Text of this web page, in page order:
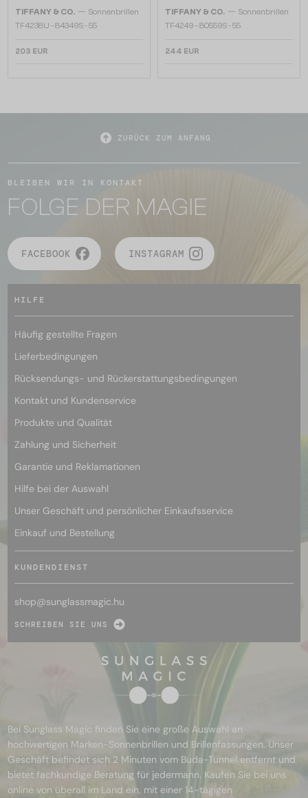
TIFFANY & CO. — Sonnenbrillen
TF4238U - 84349S - 55
203 EUR
TIFFANY & CO. — Sonnenbrillen
TF4249 - 80559S - 55
244 EUR
ZURÜCK ZUM ANFANG
BLEIBEN WIR IN KONTAKT
FOLGE DER MAGIE
FACEBOOK INSTAGRAM
HILFE
Häufig gestellte Fragen
Lieferbedingungen
Rücksendungs- und Rückerstattungsbedingungen
Kontakt und Kundenservice
Produkte und Qualität
Zahlung und Sicherheit
Garantie und Reklamationen
Hilfe bei der Auswahl
Unser Geschäft und persönlicher Einkaufsservice
Einkauf und Bestellung
KUNDENDIENST
shop@sunglassmagic.hu
SCHREIBEN SIE UNS
Bei Sunglass Magic finden Sie eine große Auswahl an
hochwertigen Marken-Sonnenbrillen und Brillenfassungen. Unser
Geschäft befindet sich 2 Minuten vom Buda-Tunnel entfernt und
bietet fachkundige Beratung für jedermann. Kaufen Sie bei uns
online von überall im Land ein, mit einer 14-tägigen